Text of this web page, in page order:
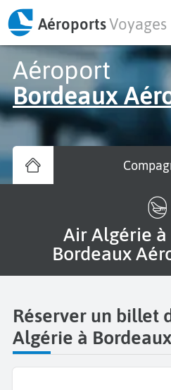
AéroportsVoyages
Aéroport
Bordeaux
Air Algérie à l'aéroport
Bordeaux
Réserver un billet
Algérie à Bordeaux